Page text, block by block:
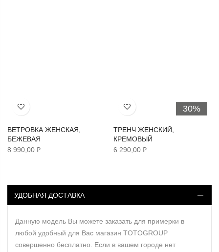
Хочу!
ВЕТРОВКА ЖЕНСКАЯ,
БЕЖЕВАЯ
8 990,00 ₽
30%
Хочу!
ТРЕНЧ ЖЕНСКИЙ,
КРЕМОВЫЙ
6 290,00 ₽
УДОБНАЯ ДОСТАВКА
Данную модель Вы можете заказать для примерки в
любой удобный для Вас магазин TOTOGROUP
совершенно бесплатно. Если в вашем городе нет